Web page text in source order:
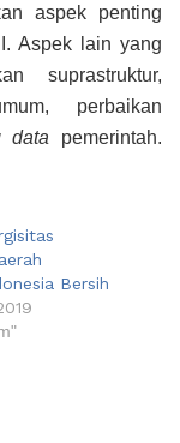
aspek penting
Aspek lain yang
suprastruktur,
perbaikan
data pemerintah.
Bersih